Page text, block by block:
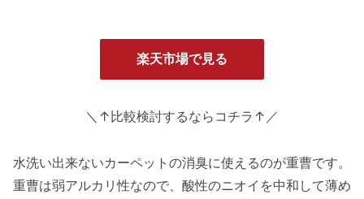
楽天市場で見る
＼↑比較検討するならコチラ↑／
水洗い出来ないカーペットの消臭に使えるのが重曹です。
重曹は弱アルカリ性なので、酸性のニオイを中和して薄め